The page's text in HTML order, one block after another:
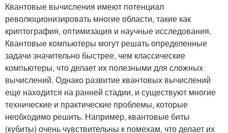
Квантовые вычисления имеют потенциал
революционизировать многие области, такие как
криптография, оптимизация и научные исследования.
Квантовые компьютеры могут решать определенные
задачи значительно быстрее, чем классические
компьютеры, что делает их полезными для сложных
вычислений. Однако развитие квантовых вычислений
еще находится на ранней стадии, и существуют многие
технические и практические проблемы, которые
необходимо решить. Например, квантовые биты
(кубиты) очень чувствительны к помехам, что делает их